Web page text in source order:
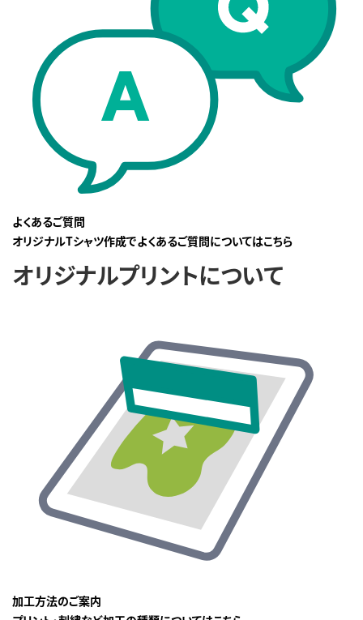
よくあるご質問
オリジナルTシャツ作成でよくあるご質問についてはこちら
オリジナルプリントについて
加工方法のご案内